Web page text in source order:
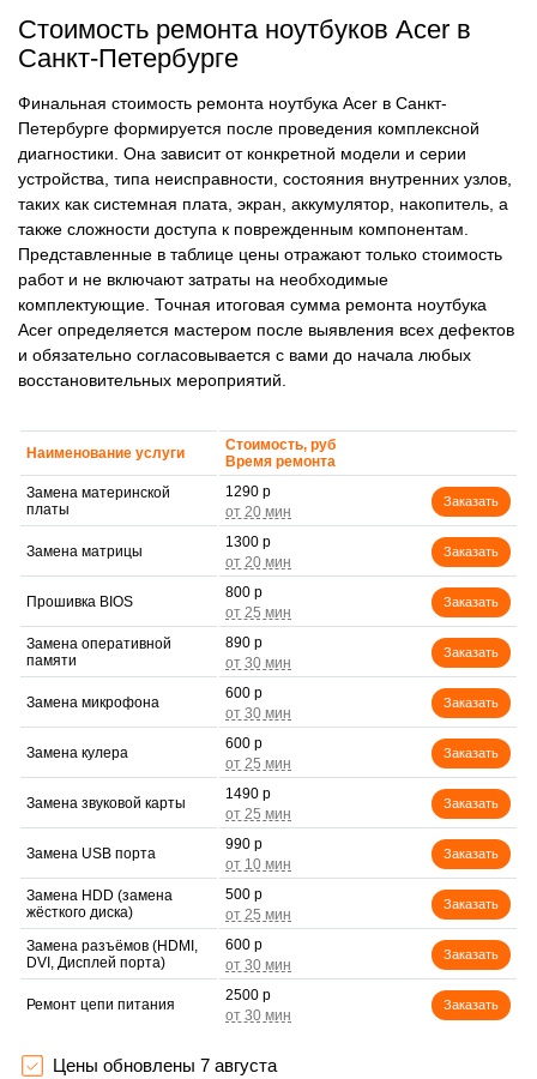
Стоимость ремонта ноутбуков Acer в
Санкт-Петербурге
Финальная стоимость ремонта ноутбука Acer в Санкт-
Петербурге формируется после проведения комплексной
диагностики. Она зависит от конкретной модели и серии
устройства, типа неисправности, состояния внутренних узлов,
таких как системная плата, экран, аккумулятор, накопитель, а
также сложности доступа к поврежденным компонентам.
Представленные в таблице цены отражают только стоимость
работ и не включают затраты на необходимые
комплектующие. Точная итоговая сумма ремонта ноутбука
Acer определяется мастером после выявления всех дефектов
и обязательно согласовывается с вами до начала любых
восстановительных мероприятий.
Наименование услуги
Стоимость, руб
Время ремонта
Замена материнской
платы
1290 р
Заказать
Замена матрицы
1300 р
Заказать
Прошивка BIOS
800 р
Заказать
Замена оперативной
памяти
890 р
Заказать
Замена микрофона
600 р
Заказать
Замена кулера
600 р
Заказать
Замена звуковой карты
1490 р
Заказать
Замена USB порта
990 р
Заказать
Замена HDD (замена
жёсткого диска)
500 р
Заказать
Замена разъёмов (HDMI,
DVI, Дисплей порта)
600 р
Заказать
Ремонт цепи питания
2500 р
Заказать
Замена Wi-Fi
Цены обновлены 7 августа